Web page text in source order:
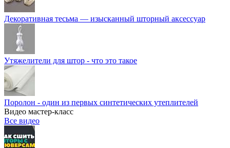
Декоративная тесьма — изысканный шторный аксессуар
Утяжелители для штор - что это такое
Поролон - один из первых синтетических утеплителей
Видео мастер-класс
Все видео